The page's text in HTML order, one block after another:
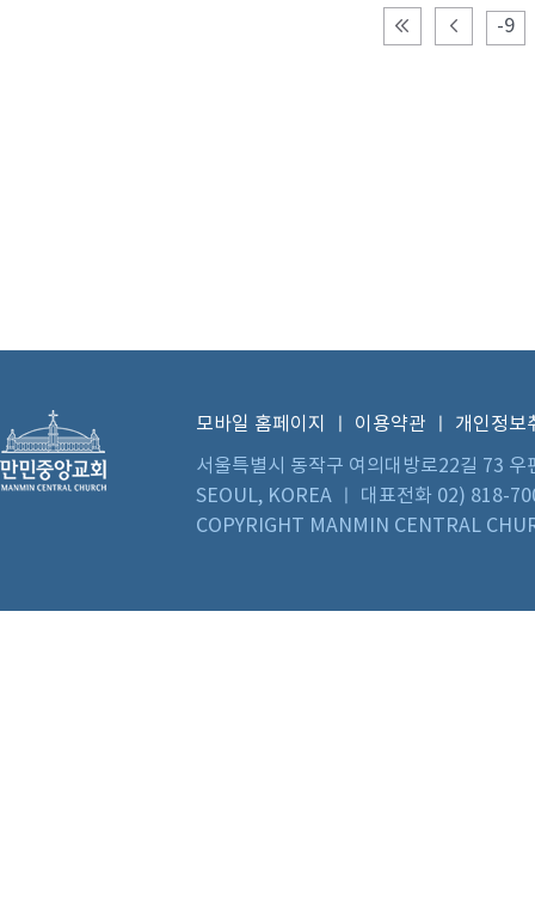
-9
모바일 홈페이지 이용약관
개인정보
서울특별시 동작구 여의대방로22길 73
SEOUL, KOREA ㅣ 대표전화 02) 818-
COPYRIGHT MANMIN CENTRAL